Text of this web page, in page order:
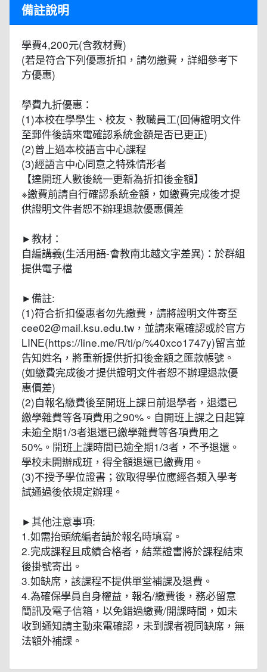
備註說明
學費4,200元(含教材費)
(若是符合下列優惠折扣，請勿繳費，詳細參考下
方優惠)
學費九折優惠：
(1)本校在學學生、校友、教職員工(回傳證明文件
至郵件後請來電確認系統金額是否已更正)
(2)曾上過本校語言中心課程
(3)經語言中心同意之特殊情形者
【達開班人數後統一更新為折扣後金額】
※繳費前請自行確認系統金額，如繳費完成後才提
供證明文件者恕不辦理退款優惠價差
►教材：
自編講義(生活用語-會教南北越文字差異)：於群組
提供電子檔
►備註:
(1)符合折扣優惠者勿先繳費，請將證明文件寄至
cee02@mail.ksu.edu.tw，並請來電確認或於官方
LINE(https://line.me/R/ti/p/%40xco1747y)留言並
告知姓名，將重新提供折扣後金額之匯款帳號。
(如繳費完成後才提供證明文件者恕不辦理退款優
惠價差)
(2)自報名繳費後至開班上課日前退學者，退還已
繳學雜費等各項費用之90%。自開班上課之日起算
未逾全期1/3者退還已繳學雜費等各項費用之
50%。開班上課時間已逾全期1/3者，不予退還。
學校未開辦成班，得全額退還已繳費用。
(3)不授予學位證書；欲取得學位應經各類入學考
試通過後依規定辦理。
►其他注意事項:
1.如需抬頭統編者請於報名時填寫。
2.完成課程且成績合格者，結業證書將於課程結束
後掛號寄出。
3.如缺席，該課程不提供單堂補課及退費。
4.為確保學員自身權益，報名/繳費後，務必留意
簡訊及電子信箱，以免錯過繳費/開課時間，如未
收到通知請主動來電確認，未到課者視同缺席，無
法額外補課。